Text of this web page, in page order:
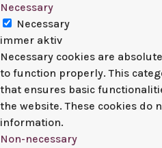
Necessary
Necessary
immer aktiv
Necessary cookies are
to function properly. This
that ensures basic
the website. These cookies do
information.
Non-necessary